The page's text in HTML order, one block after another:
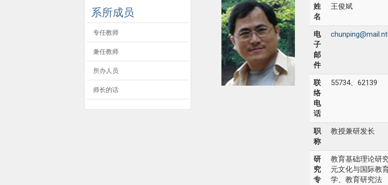
系所成员
专任教师
兼任教师
所办人员
师长的话
姓
名
王俊斌
电
子
邮
件
联
络
电
话
55734、62139
职
称
教授兼研发长
研
究
专
教育基础理论研
元文化与国际教
学、教育研究法